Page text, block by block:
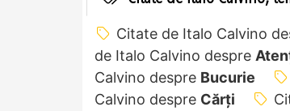
Citate de Italo Calvino
de Italo Calvino despre
Calvino despre Bucurie
Calvino despre Cărți